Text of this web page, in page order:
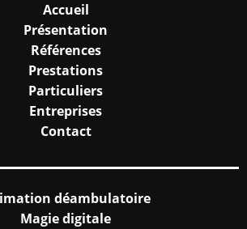
Accueil
Présentation
Références
Prestations
Particuliers
Entreprises
Contact
déambulatoire
Magie digitale